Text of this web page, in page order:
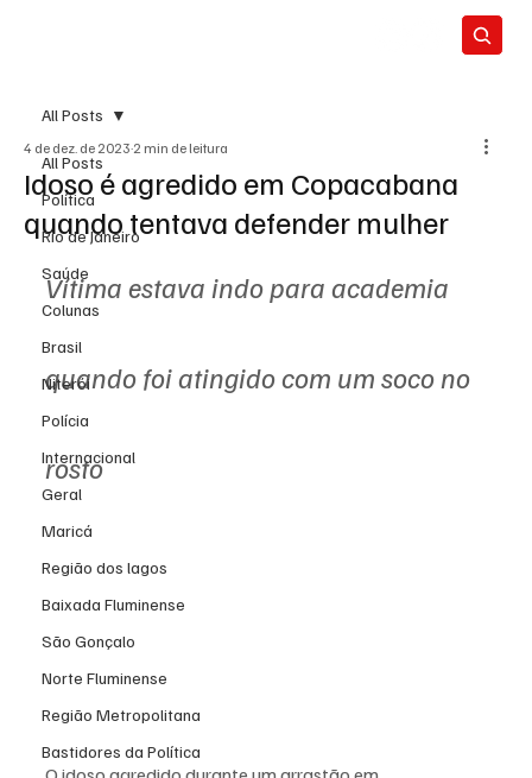
All Posts
Política
Rio de Janeiro
Saúde
Colunas
Brasil
Niterói
Polícia
Internacional
Geral
Maricá
Região dos lagos
Baixada Fluminense
São Gonçalo
Norte Fluminense
Região Metropolitana
Bastidores da Política
All Posts
Idoso é agredido em Copacabana
quando tentava defender mulher
4 de dez. de 2023 2 min de leitura
Vítima estava indo para academia
quando foi atingido com um soco no
rosto